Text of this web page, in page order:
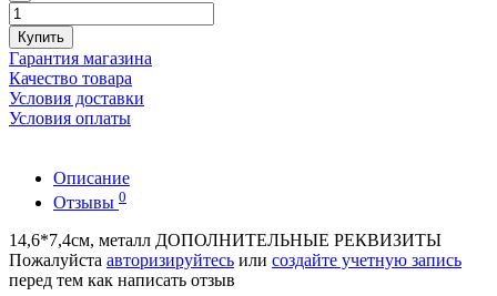
Купить
Гарантия магазина
Качество товара
Условия доставки
Условия оплаты
Описание
Отзывы 0
14,6*7,4см, металл ДОПОЛНИТЕЛЬНЫЕ РЕКВИЗИТЫ
Пожалуйста авторизируйтесь или создайте учетную запись
перед тем как написать отзыв